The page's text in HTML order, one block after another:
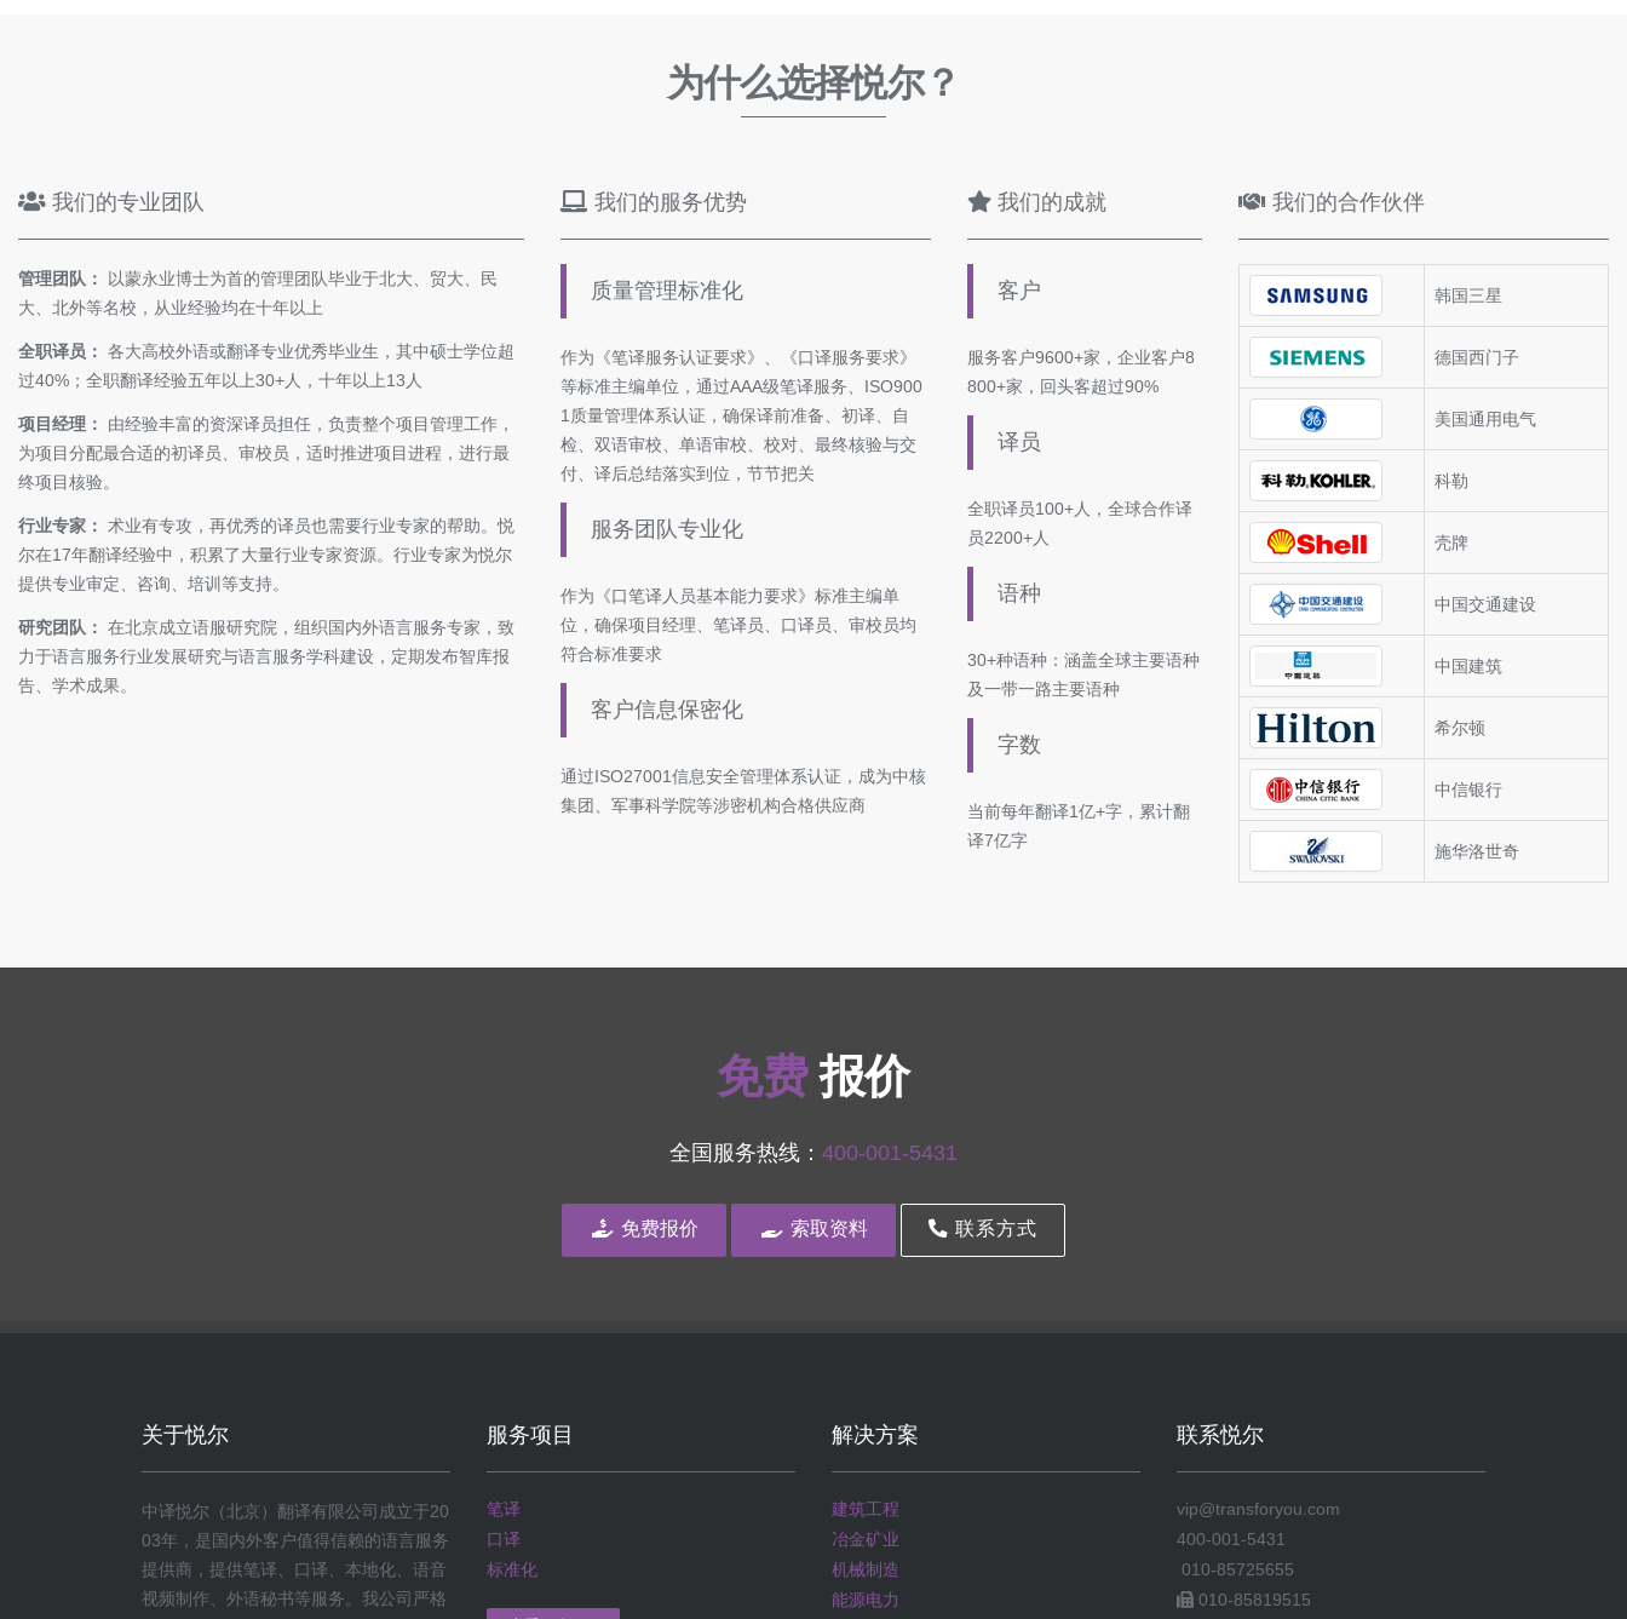
为什么选择悦尔？
我们的专业团队
管理团队：
以蒙永业博士为首的管理团队毕业于北大、贸大、民
大、北外等名校，从业经验均在十年以上
全职译员： 各大高校外语或翻译专业优秀毕业生，其中硕士学位超
过40%；全职翻译经验五年以上30+人，十年以上13人
项目经理：
由经验丰富的资深译员担任，负责整个项目管理工作，
为项目分配最合适的初译员、审校员，适时推进项目进程，进行最
终项目核验。
行业专家： 术业有专攻，再优秀的译员也需要行业专家的帮助。悦
尔在17年翻译经验中，积累了大量行业专家资源。行业专家为悦尔
提供专业审定、咨询、培训等支持。
研究团队： 在北京成立语服研究院，组织国内外语言服务专家，致
力于语言服务行业发展研究与语言服务学科建设，定期发布智库报
告、学术成果。
我们的服务优势
质量管理标准化
作为《笔译服务认证要求》、《口译服务要求》
等标准主编单位，通过AAA级笔译服务、ISO900
1质量管理体系认证，确保译前准备、初译、自
检、双语审校、单语审校、校对、最终核验与交
付、译后总结落实到位，节节把关
服务团队专业化
作为《口笔译人员基本能力要求》标准主编单
位，确保项目经理、笔译员、口译员、审校员均
符合标准要求
客户信息保密化
通过ISO27001信息安全管理体系认证，成为中核
集团、军事科学院等涉密机构合格供应商
我们的成就
客户
服务客户9600+家，企业客户8
800+家，回头客超过90%
译员
全职译员100+人，全球合作译
员2200+人
语种
30+种语种：涵盖全球主要语种
及一带一路主要语种
字数
当前每年翻译1亿+字，累计翻
译7亿字
我们的合作伙伴
韩国三星
德国西门子
美国通用电气
科勒
壳牌
中国交通建设
中国建筑
希尔顿
中信银行
施华洛世奇
免费报价
全国服务热线： 400-001-5431
免费报价 索取资料 联系方式
关于悦尔
中译悦尔（北京）翻译有限公司成立于20
03年，是国内外客户值得信赖的语言服务
提供商，提供笔译、口译、本地化、语音
视频制作、外语秘书等服务。我公司严格
服务项目
笔译
口译
标准化
解决方案
建筑工程
冶金矿业
机械制造
能源电力
联系悦尔
vip@transforyou.com
400-001-5431
010-85725655
010-85819515